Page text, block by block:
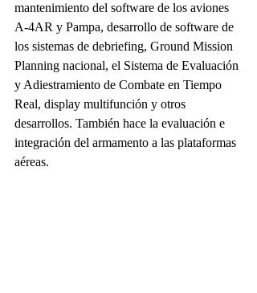
mantenimiento del software de los aviones
A-4AR y Pampa, desarrollo de software de
los sistemas de debriefing, Ground Mission
Planning nacional, el Sistema de Evaluación
y Adiestramiento de Combate en Tiempo
Real, display multifunción y otros
desarrollos. También hace la evaluación e
integración del armamento a las plataformas
aéreas.